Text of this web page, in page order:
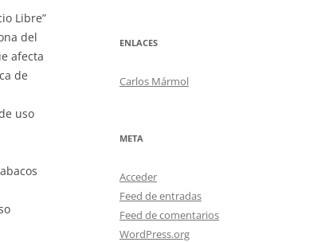
Libre”
del
afecta
de
uso
ENLACES
Carlos Mármol
META
Acceder
Feed de entradas
Feed de comentarios
WordPress.org